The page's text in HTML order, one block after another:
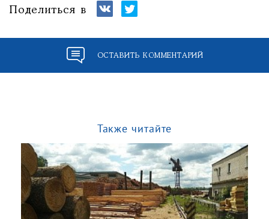
Поделиться в
ОСТАВИТЬ КОММЕНТАРИЙ
Также читайте